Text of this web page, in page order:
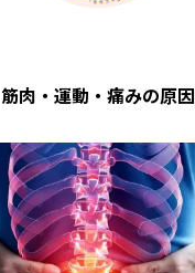
筋肉・運動・痛みの原因